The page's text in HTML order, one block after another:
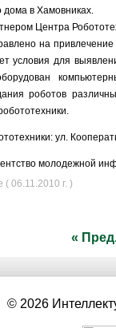
в Хамовниках.
Центра
на
условия для
роботов
ул.
молодежной
06.11.2010 г. )
«
© 2026